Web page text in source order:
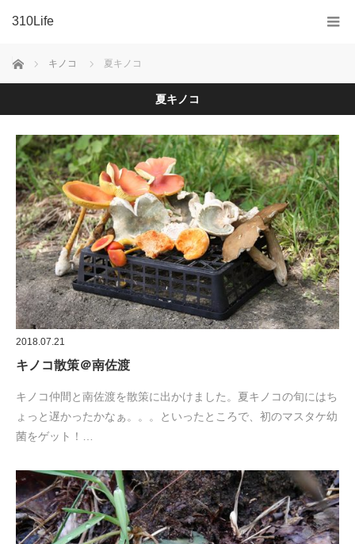
310Life
ホーム キノコ 夏キノコ
夏キノコ
2018.07.21
キノコ散策＠南佐渡
キノコ仲間と南佐渡を散策に出かけました。夏キノコの旬にはち
ょっと遅かったかなぁ。。。といったところで、初のマスタケ幼
菌をゲット！…